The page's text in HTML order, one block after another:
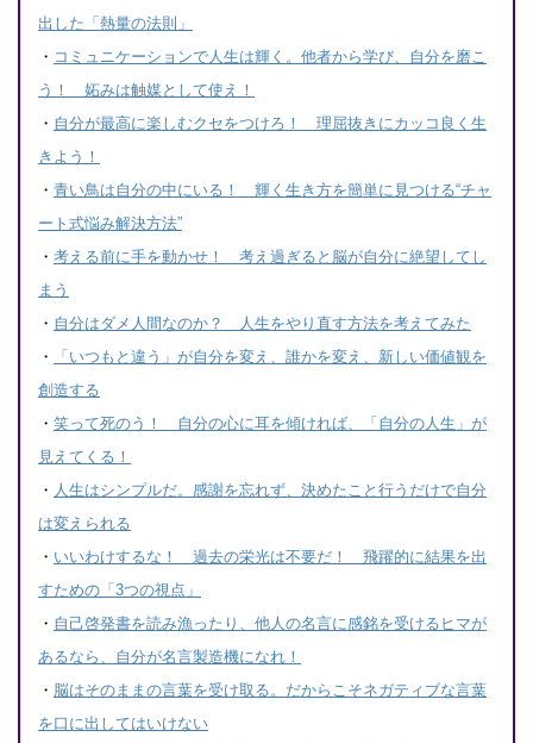
出した「熱量の法則」
・ コミュニケーションで人生は輝く。他者から学び、自分を磨こ
う！ 妬みは触媒として使え！
・ 自分が最高に楽しむクセをつけろ！ 理屈抜きにカッコ良く生
きよう！
・ 青い鳥は自分の中にいる！ 輝く生き方を簡単に見つける“チャ
ート式悩み解決方法”
・ 考える前に手を動かせ！ 考え過ぎると脳が自分に絶望してし
まう
・ 自分はダメ人間なのか？ 人生をやり直す方法を考えてみた
・
「いつもと違う」が自分を変え、誰かを変え、新しい価値観を
創造する
・ 笑って死のう！ 自分の心に耳を傾ければ、「自分の人生」が
見えてくる！
・ 人生はシンプルだ。感謝を忘れず、決めたこと行うだけで自分
は変えられる
・ いいわけするな！ 過去の栄光は不要だ！ 飛躍的に結果を出
すための「3つの視点」
・ 自己啓発書を読み漁ったり、他人の名言に感銘を受けるヒマが
あるなら、自分が名言製造機になれ！
・ 脳はそのままの言葉を受け取る。だからこそネガティブな言葉
を口に出してはいけない